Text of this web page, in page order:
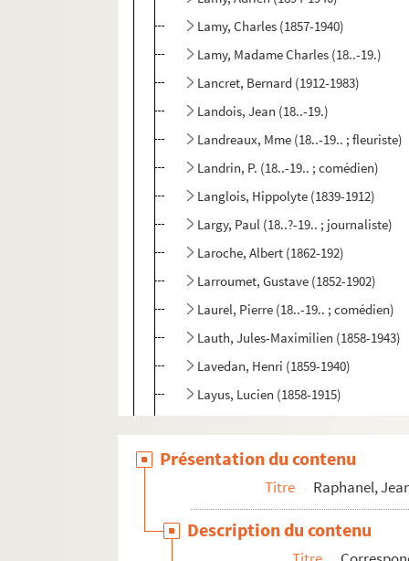
Lamy, Charles (1857-1940)
Lamy, Madame Charles (18..-19.)
Lancret, Bernard (1912-1983)
Landois, Jean (18..-19.)
Landreaux, Mme (18..-19.. ; fleuriste)
Landrin, P. (18..-19.. ; comédien)
Langlois, Hippolyte (1839-1912)
Largy, Paul (18..?-19.. ; journaliste)
Laroche, Albert (1862-192)
Larroumet, Gustave (1852-1902)
Laurel, Pierre (18..-19.. ; comédien)
Lauth, Jules-Maximilien (1858-1943)
Lavedan, Henri (1859-1940)
Layus, Lucien (1858-1915)
Le Morlac, René (18..-19.)
Le Quéré, Régine (18..?-19.. ;
Le Roux, Tristan (18..-19.)
Le Roy, Georges (1885-1965)
Présentation du contenu
Titre Raphanel,
Description du contenu